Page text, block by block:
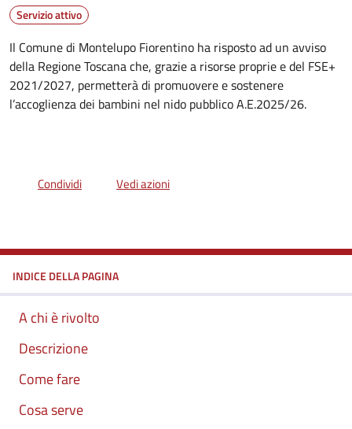
Servizio attivo
Il Comune di Montelupo Fiorentino ha risposto ad un avviso
della Regione Toscana che, grazie a risorse proprie e del FSE+
2021/2027, permetterà di promuovere e sostenere
l’accoglienza dei bambini nel nido pubblico A.E.2025/26.
Condividi Vedi azioni
INDICE DELLA PAGINA
A chi è rivolto
Descrizione
Come fare
Cosa serve